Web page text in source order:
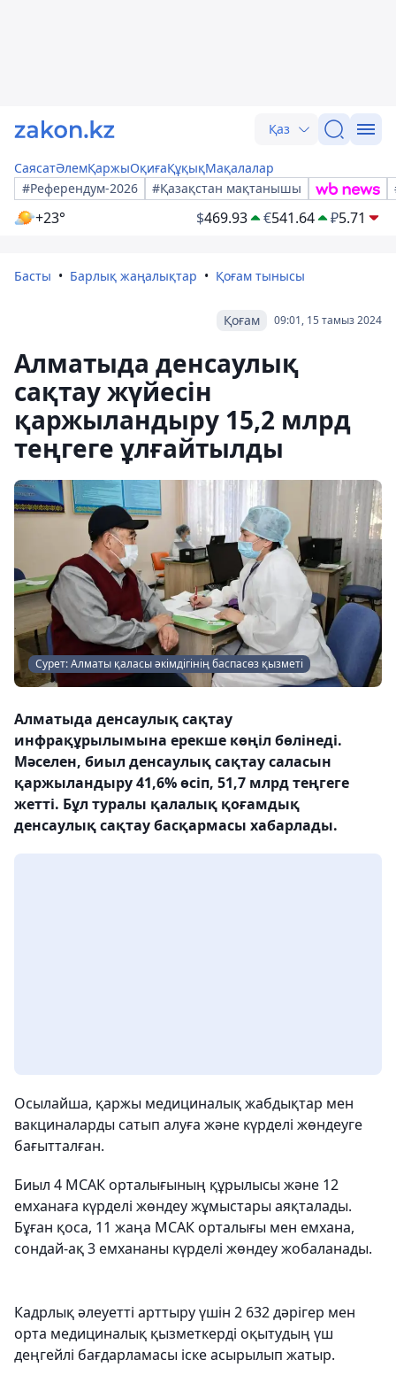
Қаз
СаясатӘлемҚаржыОқиғаҚұқықМақалалар
#Референдум-2026
#Қазақстан мақтанышы
+23° $469.93 €541.64 ₽5.71
Басты Барлық жаңалықтар Қоғам тынысы
09:01, 15 тамыз 2024
Қоғам
Алматыда денсаулық
сақтау жүйесін
қаржыландыру 15,2 млрд
теңгеге ұлғайтылды
Сурет: Алматы қаласы әкімдігінің баспасөз қызметі
Алматыда денсаулық сақтау
инфрақұрылымына ерекше көңіл бөлінеді.
Мәселен, биыл денсаулық сақтау саласын
қаржыландыру 41,6% өсіп, 51,7 млрд теңгеге
жетті. Бұл туралы қалалық қоғамдық
денсаулық сақтау басқармасы хабарлады.
Осылайша, қаржы медициналық жабдықтар мен
вакциналарды сатып алуға және күрделі жөндеуге
бағытталған.
Биыл 4 МСАК орталығының құрылысы және 12
емханаға күрделі жөндеу жұмыстары аяқталады.
Бұған қоса, 11 жаңа МСАК орталығы мен емхана,
сондай-ақ 3 емхананы күрделі жөндеу жобаланады.
Кадрлық әлеуетті арттыру үшін 2 632 дәрігер мен
орта медициналық қызметкерді оқытудың үш
деңгейлі бағдарламасы іске асырылып жатыр.